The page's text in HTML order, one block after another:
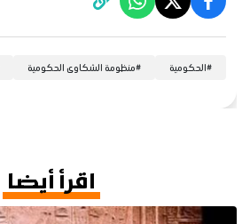
#الحكومية #منظومة الشكاوى الحكومية
اقرأ أيضا